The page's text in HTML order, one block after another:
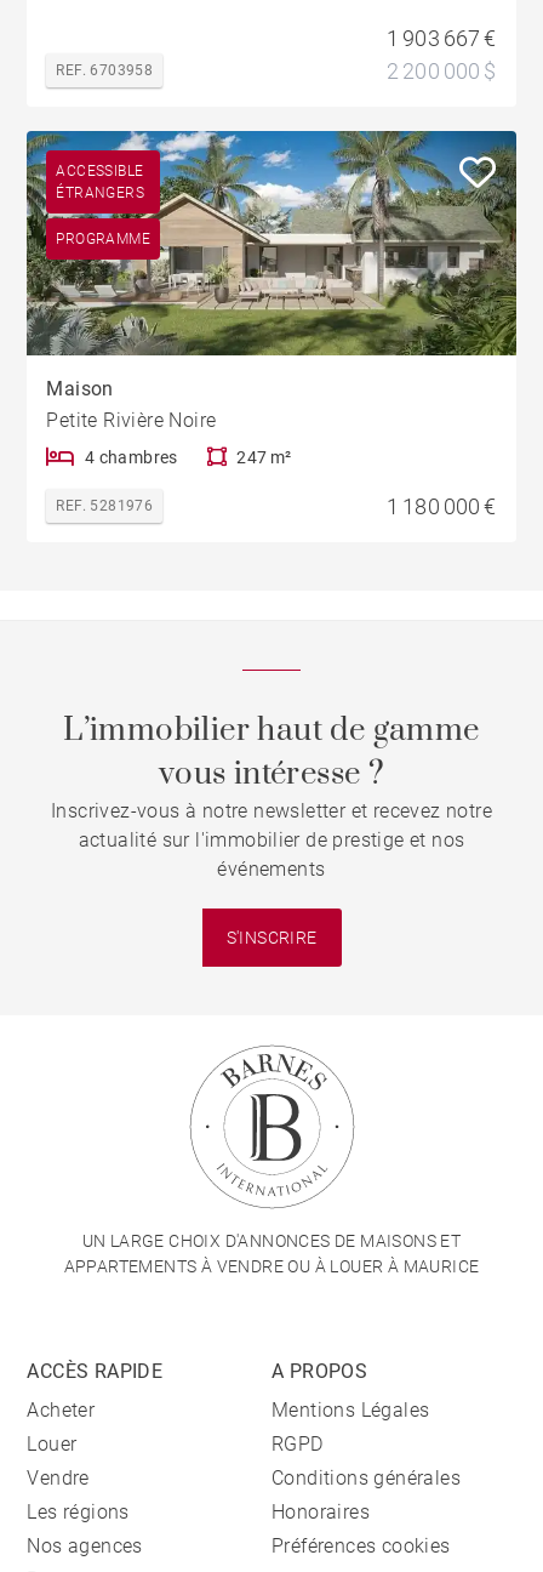
REF. 6703958
1 903 667 €
2 200 000 $
ACCESSIBLE
ÉTRANGERS
PROGRAMME
Maison
Petite Rivière Noire
4 chambres 247 m²
REF. 5281976 1 180 000 €
L’immobilier haut de gamme
vous intéresse ?
Inscrivez-vous à notre newsletter et recevez notre
actualité sur l'immobilier de prestige et nos
événements
S'INSCRIRE
UN LARGE CHOIX D'ANNONCES DE MAISONS ET
APPARTEMENTS À VENDRE OU À LOUER À MAURICE
ACCÈS RAPIDE
Acheter
Louer
Vendre
Les régions
Nos agences
A PROPOS
Mentions Légales
RGPD
Conditions générales
Honoraires
Préférences cookies